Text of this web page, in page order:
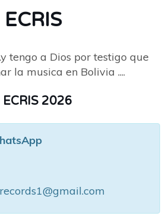
ECRIS
tengo a Dios por testigo que
la musica en Bolivia ....
ECRIS 2026